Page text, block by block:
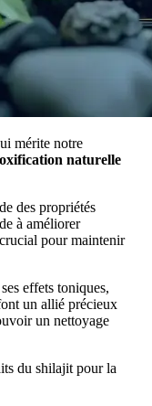
mérite notre
naturelle
des propriétés
à améliorer
pour maintenir
effets toniques,
un allié précieux
un nettoyage
du shilajit pour la